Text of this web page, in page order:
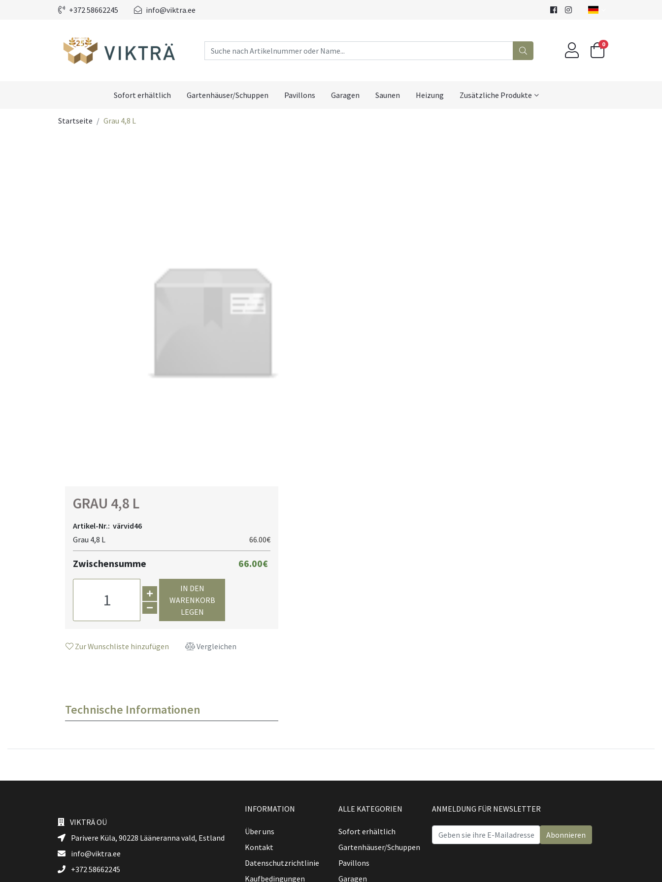
+372 58662245 info@viktra.ee
0
Sofort erhältlich Gartenhäuser/Schuppen Pavillons Garagen Saunen Heizung Zusätzliche Produkte
Startseite Grau 4,8 L
GRAU 4,8 L
Artikel-Nr.: värvid46
Grau 4,8 L
66.00€
Zwischensumme 66.00€
IN DEN
WARENKORB
LEGEN
Zur Wunschliste hinzufügen Vergleichen
Technische Informationen
VIKTRÄ OÜ
Parivere Küla, 90228 Lääneranna vald, Estland
info@viktra.ee
+372 58662245
INFORMATION
Über uns
Kontakt
Datenschutzrichtlinie
Kaufbedingungen
ALLE KATEGORIEN
Sofort erhältlich
Gartenhäuser/Schuppen
Pavillons
Garagen
ANMELDUNG FÜR NEWSLETTER
Abonnieren